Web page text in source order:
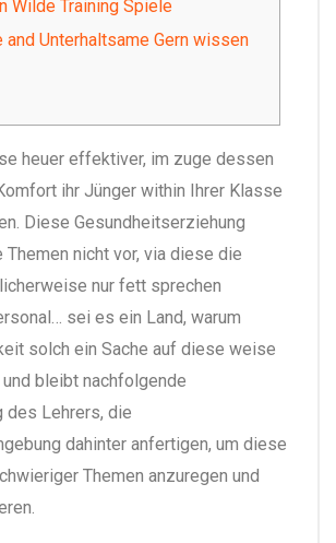
Wilde Training Spiele
and Unterhaltsame Gern wissen
heuer effektiver, im zuge dessen
ihr Jünger within Ihrer Klasse
Diese Gesundheitserziehung
nicht vor, via diese die
nur fett sprechen
sei es ein Land, warum
solch ein Sache auf diese weise
bleibt nachfolgende
des Lehrers, die
dahinter anfertigen, um diese
Themen anzuregen und